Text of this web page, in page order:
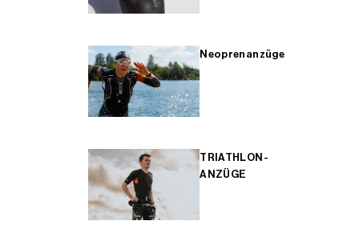
Neoprenanzüge
TRIATHLON-
ANZÜGE